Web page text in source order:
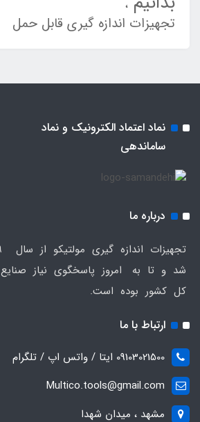
تجهیزات اندازه گیری قابل حمل
نماد اعتماد الکترونیک و نماد
ساماندهی
درباره ما
شد و تا به امروز پاسخگوی نیاز
کل کشور بوده است.
ارتباط با ما
09103021500 ایتا / واتس اپ / تلگرام
Multico.tools@gmail.com
مشهد ، میدان شهدا